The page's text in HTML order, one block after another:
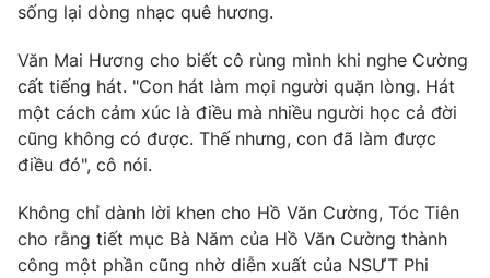
® Cấm sao chép dưới mọi hình thức nếu không có sự chấp
thuận bằng văn bản. Ghi rõ nguồn VTV.vn khi phát hành lại
thông tin từ website này.
sống lại dòng nhạc quê hương.
Văn Mai Hương cho biết cô rùng mình khi nghe Cường
cất tiếng hát. "Con hát làm mọi người quặn lòng. Hát
một cách cảm xúc là điều mà nhiều người học cả đời
cũng không có được. Thế nhưng, con đã làm được
điều đó", cô nói.
Không chỉ dành lời khen cho Hồ Văn Cường, Tóc Tiên
cho rằng tiết mục Bà Năm của Hồ Văn Cường thành
công một phần cũng nhờ diễn xuất của NSƯT Phi